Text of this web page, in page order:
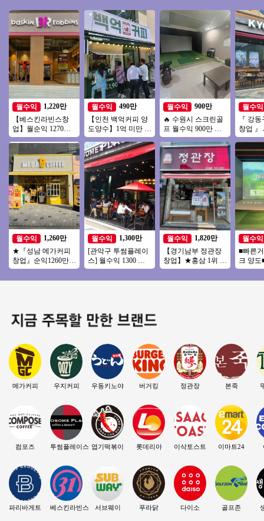
월수익
1,220만
【베스킨라빈스창
업】월순익 1270만
【서대문구】역세
권, 복합상권, 리뉴얼
없음
월수익
1,260만
★『성남 메가커피
창업』순익1260만
오피스 메인자리 주6
일 운영 여성창업
월수익
490만
【인천 백억커피 양
도양수】1억 미만 소
자본 창업→ 배달전
문점창업
월수익
1,300만
[관악구 투썸플레이
스] 월수익 1300 고
수익/초보창업 운영
편한 투썸플레이스!
월수익
900만
🔥 수원시 스크린골
프 월수익 900만 ▶
비전＋ 6대 안정성○
환급성○
월수익
1,820만
【경기남부 정관장
창업】★홍삼 1위 브
랜드★ 은퇴 노후 시
니어 추천 창업아이
월수익
『 강
창업
천만 이
음 ♥ 역
월수익
■빠른
크 양도
얼플레
골프존
메가커피
컴포즈
파리바게트
우지커피
투썸플레이스
베스킨라빈스
우동키노야
엽기떡볶이
서브웨이
버거킹
롯데리아
푸라닭
정관장
이삭토스트
다이소
본죽
이마트24
골프존